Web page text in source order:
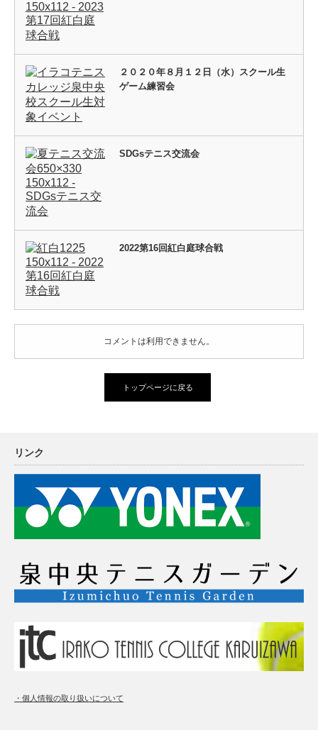
２０２０年８月１２日（水）スクール生
ゲーム練習会
SDGsテニス交流会
2022第16回紅白庭球合戦
コメントは利用できません。
トップページに戻る
リンク
・個人情報の取り扱いについて